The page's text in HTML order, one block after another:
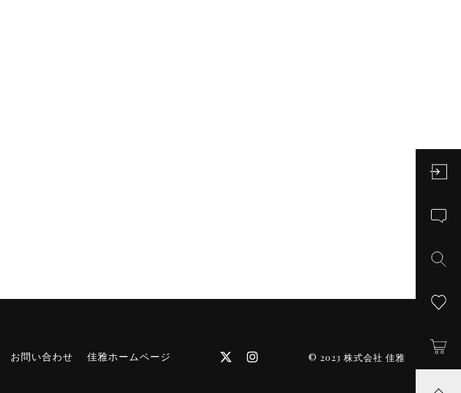
お問い合わせ 佳雅ホームページ © 2023 株式会社 佳雅